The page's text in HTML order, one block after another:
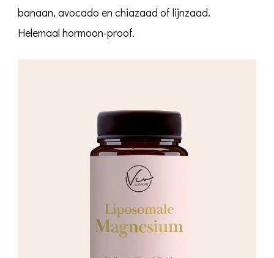
banaan, avocado en chiazaad of lijnzaad.
Helemaal hormoon-proof.